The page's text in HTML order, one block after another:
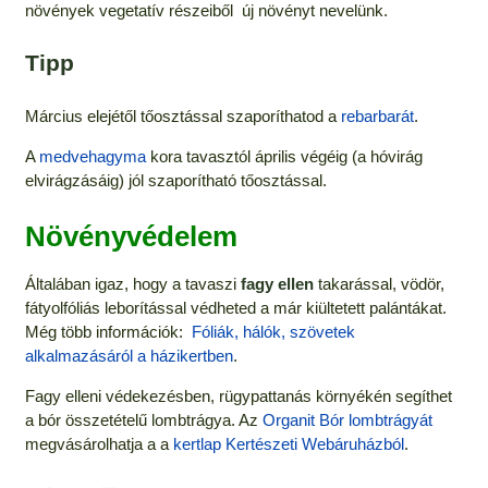
növények vegetatív részeiből új növényt nevelünk.
Tipp
Március elejétől tőosztással szaporíthatod a rebarbarát.
A medvehagymakora tavasztól április végéig (a hóvirág
elvirágzásáig) jól szaporítható tőosztással.
Növényvédelem
Általában igaz, hogy a tavaszi fagy ellentakarással, vödör,
fátyolfóliás leborítással védheted a már kiültetett palántákat.
Még több információk: Fóliák, hálók, szövetek
alkalmazásáról a házikertben.
Fagy elleni védekezésben, rügypattanás környékén segíthet
a bór összetételű lombtrágya. Az Organit Bór lombtrágyát
megvásárolhatja a a kertlap Kertészeti Webáruházból.